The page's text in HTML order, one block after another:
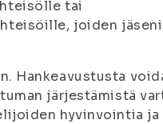
tai
joiden
Hankeavustusta
järjestämistä
hyvinvointia ja